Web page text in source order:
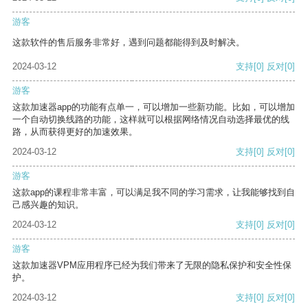
游客
这款软件的售后服务非常好，遇到问题都能得到及时解决。
2024-03-12 支持[0] 反对[0]
游客
这款加速器app的功能有点单一，可以增加一些新功能。比如，可以增加
一个自动切换线路的功能，这样就可以根据网络情况自动选择最优的线
路，从而获得更好的加速效果。
2024-03-12
支持[0] 反对[0]
游客
这款app的课程非常丰富，可以满足我不同的学习需求，让我能够找到自
己感兴趣的知识。
2024-03-12
支持[0] 反对[0]
游客
这款加速器VPM应用程序已经为我们带来了无限的隐私保护和安全性保
护。
2024-03-12
支持[0] 反对[0]